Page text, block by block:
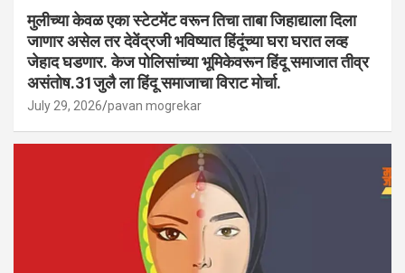
मुलीच्या केवळ एका स्टेटमेंट वरून तिचा ताबा जिहाद्याला दिला
जाणार असेल तर देवेंद्रजी भविष्यात हिंदूंच्या घरा घरात लव्ह
जेहाद घडणार. केज पोलिसांच्या भूमिकेवरून हिंदू समाजात तीव्र
असंतोष.31जुलै ला हिंदू समाजाचा विराट मोर्चा.
July 29, 2026 pavan mogrekar